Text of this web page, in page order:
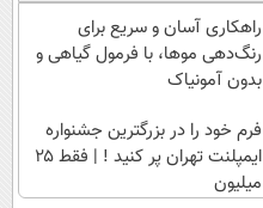
راهکاری آسان و سریع برای
رنگ‌دهی موها، با فرمول گیاهی و
بدون آمونیاک
فرم خود را در بزرگترین جشنواره
ایمپلنت تهران پر کنید ! | فقط ۲۵
میلیون